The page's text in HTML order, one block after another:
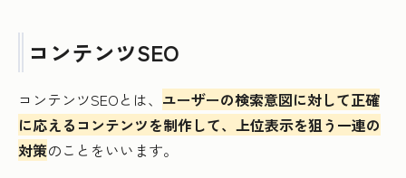
コンテンツSEO
コンテンツSEOとは、 ユーザーの検索意図に対して正確
に応えるコンテンツを制作して、上位表示を狙う一連の
対策のことをいいます。